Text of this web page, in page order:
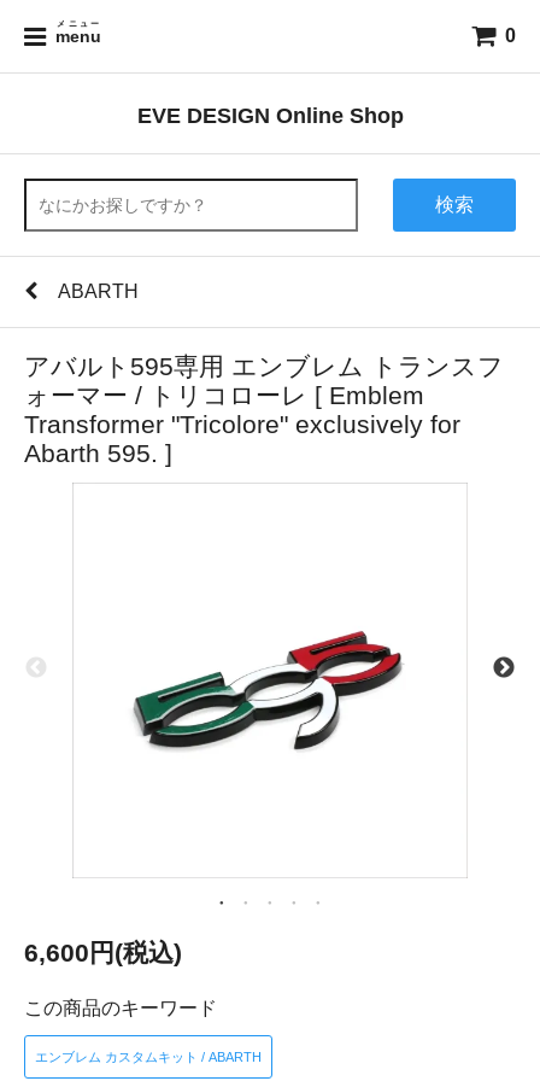
menu
メニュー
0
EVE DESIGN Online Shop
検索
ABARTH
アバルト595専用 エンブレム トランスフ
ォーマー / トリコローレ [ Emblem
Transformer "Tricolore" exclusively for
Abarth 595. ]
6,600円(税込)
この商品のキーワード
エンブレム カスタムキット / ABARTH